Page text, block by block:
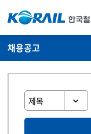
채용공고